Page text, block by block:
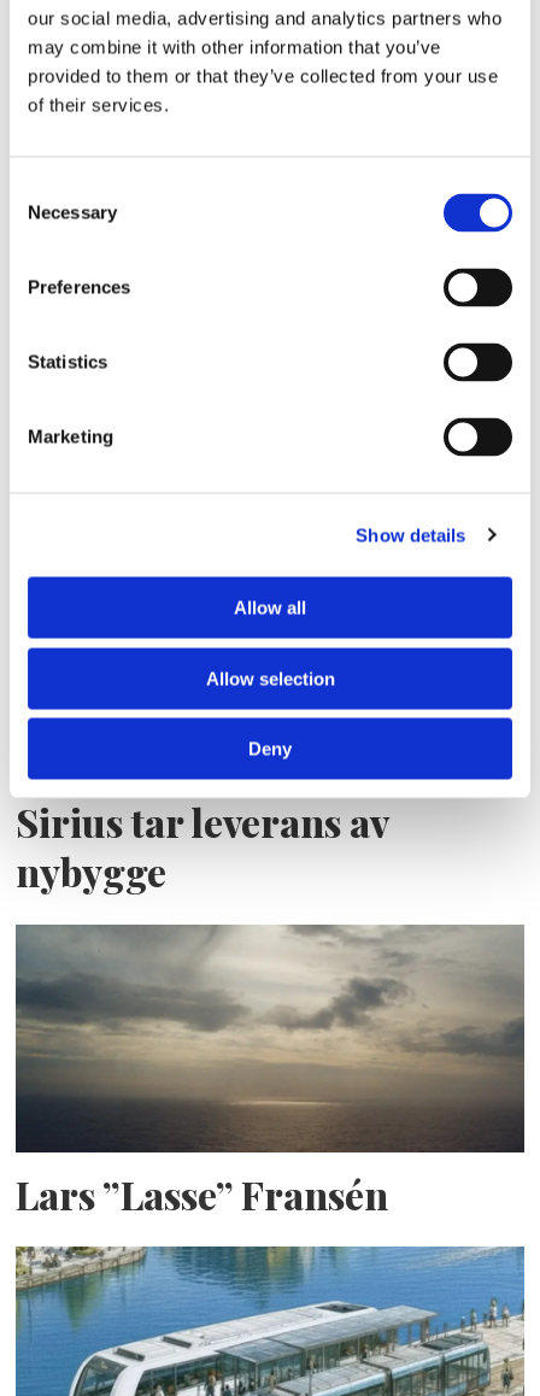
our social media, advertising and analytics partners who
may combine it with other information that you’ve
provided to them or that they’ve collected from your use
of their services.
Selection
Necessary
Preferences
Statistics
Marketing
Show details
Allow all
Allow selection
Deny
bränslekostnader men
frakten fortsätter växa
Maritime köper Berg
Sirius tar leverans av
nybygge
Lars ”Lasse” Fransén